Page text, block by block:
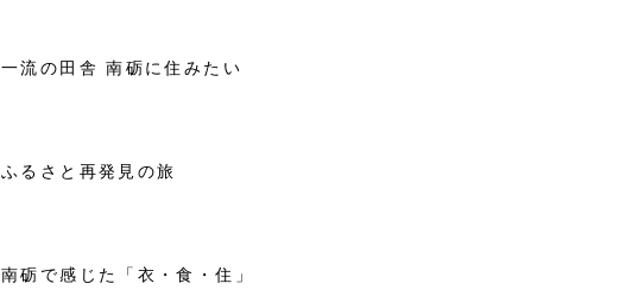
一流の田舎 南砺に住みたい
ふるさと再発見の旅
南砺で感じた「衣・食・住」